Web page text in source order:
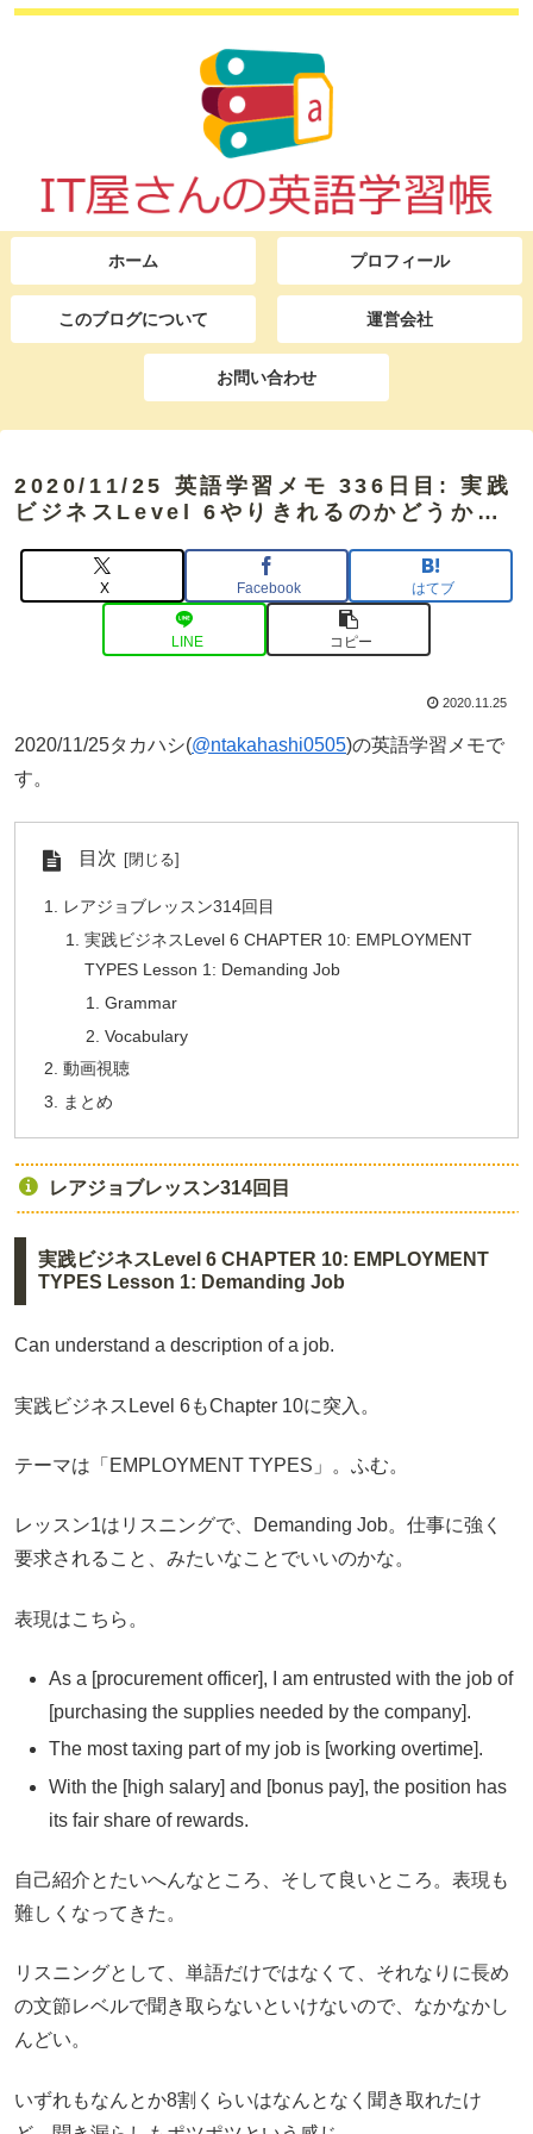
ホーム プロフィール
このブログについて 運営会社
お問い合わせ
2020/11/25 英語学習メモ 336日目: 実践
ビジネスLevel 6やりきれるのかどうか…
X Facebook はてブ
LINE コピー
2020.11.25
2020/11/25タカハシ(@ntakahashi0505)の英語学習メモで
す。
目次
レアジョブレッスン314回目
実践ビジネスLevel 6 CHAPTER 10: EMPLOYMENT
TYPES Lesson 1: Demanding Job
Grammar
Vocabulary
動画視聴
まとめ
レアジョブレッスン314回目
実践ビジネスLevel 6 CHAPTER 10: EMPLOYMENT
TYPES Lesson 1: Demanding Job
Can understand a description of a job.
実践ビジネスLevel 6もChapter 10に突入。
テーマは「EMPLOYMENT TYPES」。ふむ。
レッスン1はリスニングで、Demanding Job。仕事に強く
要求されること、みたいなことでいいのかな。
表現はこちら。
As a [procurement officer], I am entrusted with the job of
[purchasing the supplies needed by the company].
The most taxing part of my job is [working overtime].
With the [high salary] and [bonus pay], the position has
its fair share of rewards.
自己紹介とたいへんなところ、そして良いところ。表現も
難しくなってきた。
リスニングとして、単語だけではなくて、それなりに長め
の文節レベルで聞き取らないといけないので、なかなかし
んどい。
いずれもなんとか8割くらいはなんとなく聞き取れたけ